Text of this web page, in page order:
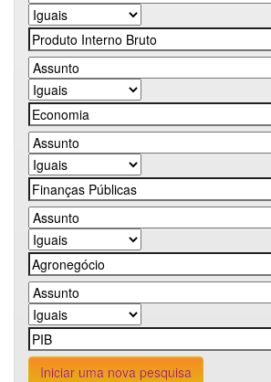
Iniciar uma nova pesquisa